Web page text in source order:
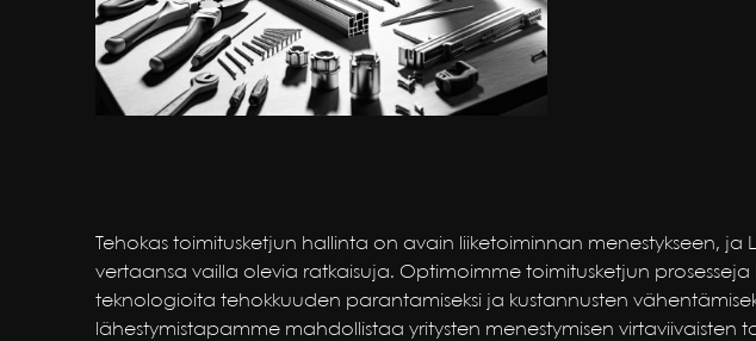
Tehokas toimitusketjun hallinta on avain liiketoiminnan menestykseen,
vertaansa vailla olevia ratkaisuja. Optimoimme toimitusketjun
teknologioita tehokkuuden parantamiseksi ja kustannusten
lähestymistapamme mahdollistaa yritysten menestymisen